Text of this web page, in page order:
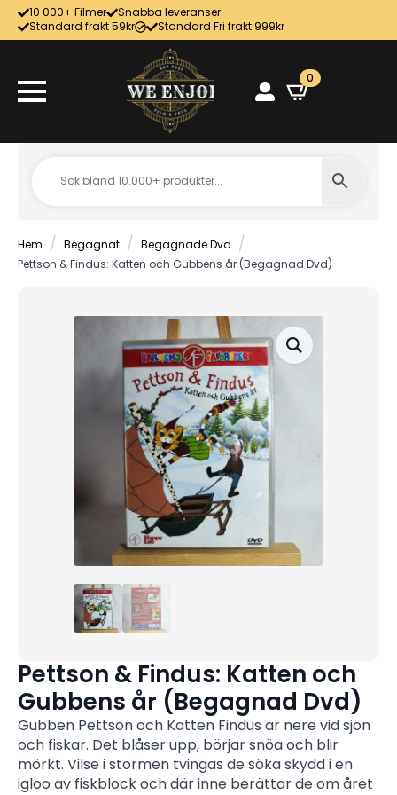
10 000+ Filmer
Snabba leveranser
Standard frakt 59kr
Standard Fri frakt 999kr
0
Hem Begagnat
Begagnade Dvd
Pettson & Findus: Katten och Gubbens år (Begagnad Dvd)
Pettson & Findus: Katten och
Gubbens år (Begagnad Dvd)
Gubben Pettson och Katten Findus är nere vid sjön
och fiskar. Det blåser upp, börjar snöa och blir
mörkt. Vilse i stormen tvingas de söka skydd i en
igloo av fiskblock och där inne berättar de om året